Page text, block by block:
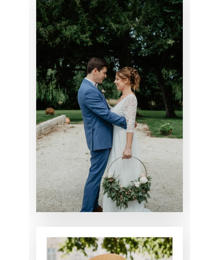
MARIAGE DE
MATHILDE
CHIGNON MARIAGE